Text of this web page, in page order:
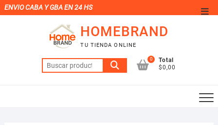
Saltar
al
ENVIO CABA Y GBA EN 24 HS
HOMEBRAND
TU TIENDA ONLINE
Buscar
por:
0
Total
$0,00